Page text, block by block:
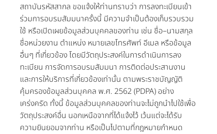
สถาบันรหัสสากล ขอแจ้งให้ท่านทราบว่า การลงทะเบียนเข้า
ร่วมการอบรมสัมมนาครั้งนี้ มีความจำเป็นต้องเก็บรวบรวม
ใช้ หรือเปิดเผยข้อมูลส่วนบุคคลของท่าน เช่น ชื่อ–นามสกุล
ชื่อหน่วยงาน ตำแหน่ง หมายเลขโทรศัพท์ อีเมล หรือข้อมูล
อื่นๆ ที่เกี่ยวข้อง โดยมีวัตถุประสงค์ในการดำเนินการลง
ทะเบียน การจัดการอบรมสัมมนา การติดต่อประสานงาน
และการให้บริการที่เกี่ยวข้องเท่านั้น ตามพระราชบัญญัติ
คุ้มครองข้อมูลส่วนบุคคล พ.ศ. 2562 (PDPA) อย่าง
เคร่งครัด ทั้งนี้ ข้อมูลส่วนบุคคลของท่านจะไม่ถูกนำไปใช้เพื่อ
วัตถุประสงค์อื่น นอกเหนือจากที่ได้แจ้งไว้ เว้นแต่จะได้รับ
ความยินยอมจากท่าน หรือเป็นไปตามที่กฎหมายกำหนด